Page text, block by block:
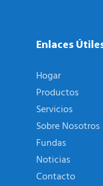
Enlaces
Hogar
Productos
Servicios
Sobre Nosotros
Fundas
Noticias
Contacto